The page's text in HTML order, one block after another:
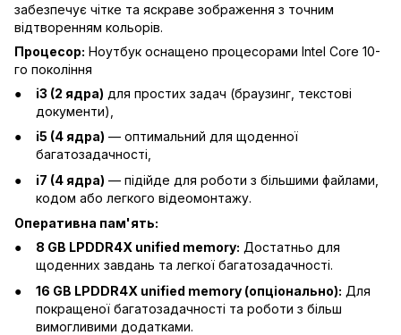
забезпечує чітке та яскраве зображення з точним
відтворенням кольорів.
Процесор: Ноутбук оснащено процесорами Intel Core 10-
го покоління
i3 (2 ядра) для простих задач (браузинг, текстові
документи),
i5 (4 ядра) — оптимальний для щоденної
багатозадачності,
i7 (4 ядра) — підійде для роботи з більшими файлами,
кодом або легкого відеомонтажу.
Оперативна пам'ять:
8 GB LPDDR4X unified memory: Достатньо для
щоденних завдань та легкої багатозадачності.
16 GB LPDDR4X unified memory (опціонально): Для
покращеної багатозадачності та роботи з більш
вимогливими додатками.